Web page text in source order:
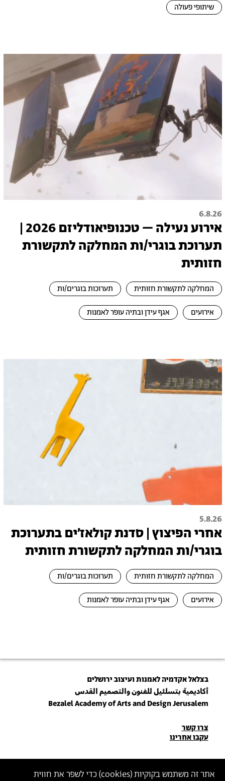
אתר זה משתמש בקוקיות (cookies) כדי לשפר את חווית
שיתופי פעולה
6.8.26
אירוע נעילה – טכנופיאודליזם 2026 |
תערוכת בוגרי/ות המחלקה לתקשורת
חזותית
המחלקה לתקשורת חזותית תערוכות בוגרים/ות
אירועים אגף עידן ובתיה עופר לאמנות
5.8.26
אחרי הפיצוץ | סדנת קולאז׳ים בתערוכת
בוגרי/ות המחלקה לתקשורת חזותית
המחלקה לתקשורת חזותית תערוכות בוגרים/ות
אירועים אגף עידן ובתיה עופר לאמנות
בצלאל אקדמיה לאמנות ועיצוב ירושלים
أكاديمية بتسلئيل للفنون والتصميم القدس
Bezalel Academy of Arts and Design Jerusalem
פרטי
יצירת
קשר
צרו קשר
עקבו אחרינו
הצטרפו לניוזלטר שלנו